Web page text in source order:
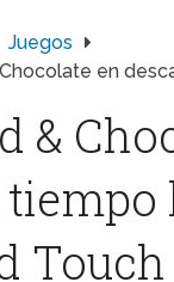
Juegos
en
&
Touch